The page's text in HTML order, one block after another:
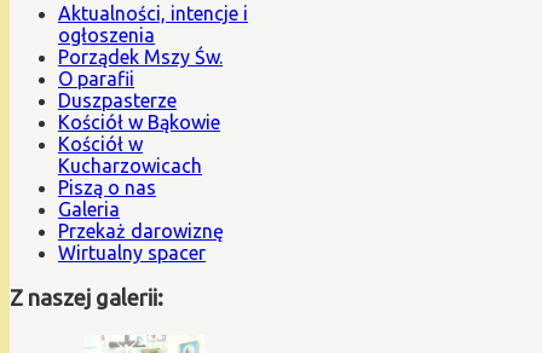
Aktualności, intencje i
ogłoszenia
Porządek Mszy Św.
O parafii
Duszpasterze
Kościół w Bąkowie
Kościół w
Kucharzowicach
Piszą o nas
Galeria
Przekaż darowiznę
Wirtualny spacer
Z naszej galerii: